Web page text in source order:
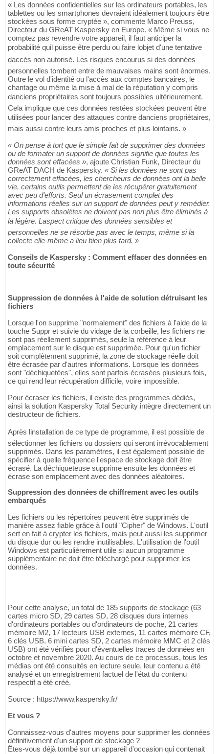
« Les données confidentielles sur les ordinateurs portables, les
tablettes ou les smartphones devraient idéalement toujours être
stockées sous forme cryptée », commente Marco Preuss,
Directeur du GReAT Kaspersky en Europe. « Même si vous ne
comptez pas revendre votre appareil, il faut anticiper la
probabilité quil puisse être perdu ou faire lobjet d'une tentative
daccès non autorisé. Les risques encourus si des données
personnelles tombent entre de mauvaises mains sont énormes.
Outre le vol d'identité ou l'accès aux comptes bancaires, le
chantage ou même la mise à mal de la réputation y compris
danciens propriétaires sont toujours possibles ultérieurement.
Cela implique que ces données restées stockées peuvent être
utilisées pour lancer des attaques contre danciens propriétaires,
mais aussi contre leurs amis proches et plus lointains. »
« On pense à tort que le simple fait de supprimer des données
ou de formater un support de données signifie que toutes les
données sont effacées », ajoute Christian Funk, Directeur du
GReAT DACH de Kaspersky. « Si les données ne sont pas
correctement effacées, les chercheurs de données ont la belle
vie, certains outils permettent de les récupérer gratuitement
avec peu d'efforts. Seul un écrasement complet des
informations réelles sur un support de données peut y remédier.
Les supports obsolètes ne doivent pas non plus être éliminés à
la légère. Laspect critique des données sensibles et
personnelles ne se résorbe pas avec le temps, même si la
collecte elle-même a lieu bien plus tard. »
Conseils de Kaspersky : Comment effacer des données en
toute sécurité
Suppression de données à l'aide de solution détruisant les
fichiers
Lorsque l'on supprime "normalement" des fichiers à l'aide de la
touche Suppr et suivie du vidage de la corbeille, les fichiers ne
sont pas réellement supprimés, seule la référence à leur
emplacement sur le disque est supprimée. Pour qu'un fichier
soit complètement supprimé, la zone de stockage réelle doit
être écrasée par d'autres informations. Lorsque les données
sont "déchiquetées", elles sont parfois écrasées plusieurs fois,
ce qui rend leur récupération difficile, voire impossible.
Pour écraser les fichiers, il existe des programmes dédiés,
ainsi la solution Kaspersky Total Security intègre directement un
destructeur de fichiers.
Après linstallation de ce type de programme, il est possible de
sélectionner les fichiers ou dossiers qui seront irrévocablement
supprimés. Dans les paramètres, il est également possible de
spécifier à quelle fréquence l'espace de stockage doit être
écrasé. La déchiqueteuse supprime ensuite les données et
écrase son emplacement avec des données aléatoires.
Suppression des données de chiffrement avec les outils
embarqués
Les fichiers ou les répertoires peuvent être supprimés de
manière assez fiable grâce à l'outil "Cipher" de Windows. L'outil
sert en fait à crypter les fichiers, mais peut aussi les supprimer
du disque dur ou les rendre inutilisables. L'utilisation de l'outil
Windows est particulièrement utile si aucun programme
supplémentaire ne doit être téléchargé pour supprimer les
données.
Pour cette analyse, un total de 185 supports de stockage (63
cartes micro SD, 29 cartes SD, 28 disques durs internes
d'ordinateurs portables ou d'ordinateurs de poche, 21 cartes
mémoire M2, 17 lecteurs USB externes, 11 cartes mémoire CF,
6 clés USB, 6 mini cartes SD, 2 cartes mémoire MMC et 2 clés
USB) ont été vérifiés pour d'éventuelles traces de données en
octobre et novembre 2020. Au cours de ce processus, tous les
médias ont été consultés en lecture seule, leur contenu a été
analysé et un enregistrement factuel de l'état du contenu
respectif a été créé.
Source : https://www.kaspersky.fr/
Et vous ?
Connaissez-vous d'autres moyens pour supprimer les données
définitivement d'un support de stockage ?
Êtes-vous déjà tombé sur un appareil d'occasion qui contenait